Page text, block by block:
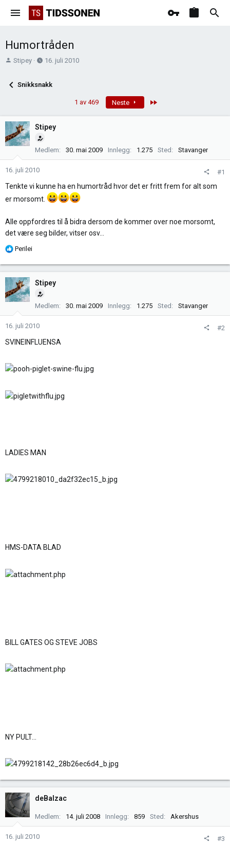
Humortråden
T
å
a
r
t
Stipey
O
p
e
16. juli 2010
Snikksnakk
1 av 469 Neste
Stipey
Medlem 30. mai 2009 Innlegg 1.275 Sted Stavanger
16. juli 2010 #1
Tenkte vi kunne ha en humortråd hvor det er fritt frem for alt som
er morsomt.
Alle oppfordres til å bidra dersom de kommer over noe morsomt,
det være seg bilder, vitser osv...
R
k
s
j
e
r
Perilei
Stipey
Medlem 30. mai 2009 Innlegg 1.275 Sted Stavanger
16. juli 2010 #2
SVINEINFLUENSA
LADIES MAN
HMS-DATA BLAD
BILL GATES OG STEVE JOBS
NY PULT...
deBalzac
Medlem 14. juli 2008 Innlegg 859 Sted Akershus
16. juli 2010 #3